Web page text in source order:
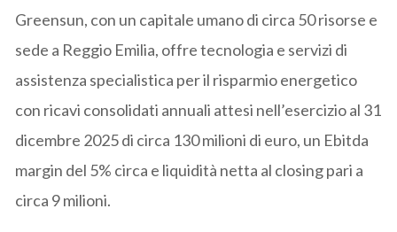
Greensun, con un capitale umano di circa 50 risorse e
sede a Reggio Emilia, offre tecnologia e servizi di
assistenza specialistica per il risparmio energetico
con ricavi consolidati annuali attesi nell’esercizio al 31
dicembre 2025 di circa 130 milioni di euro, un Ebitda
margin del 5% circa e liquidità netta al closing pari a
circa 9 milioni.